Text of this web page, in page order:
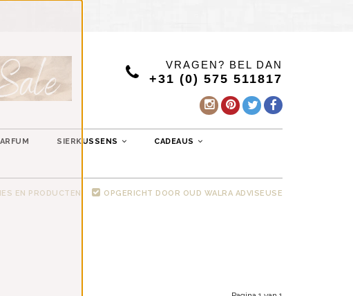
VRAGEN? BEL DAN
+31 (0) 575 511817
SIERKUSSENS CADEAUS
EN PRODUCTEN OPGERICHT DOOR OUD WALRA ADVISEUSE